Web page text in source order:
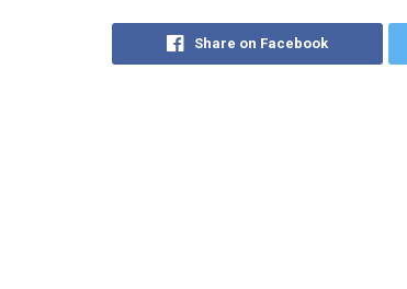
Share on Facebook